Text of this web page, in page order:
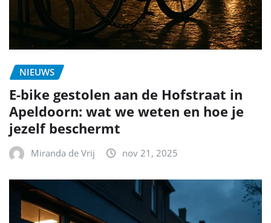
NIEUWS
E-bike gestolen aan de Hofstraat in
Apeldoorn: wat we weten en hoe je
jezelf beschermt
Miranda de Vrij nov 21, 2025